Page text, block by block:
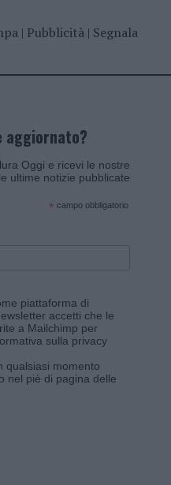
| Pubblicità| Segnala
aggiornato?
Oggi e ricevi le nostre
ultime notizie pubblicate
* campo obbligatorio
piattaforma di
accetti che le
a Mailchimp per
sulla privacy
qualsiasi momento
nel piè di pagina delle